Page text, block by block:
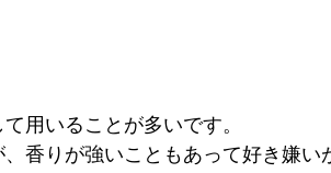
用いることが多いです。
香りが強いこともあって好き嫌い